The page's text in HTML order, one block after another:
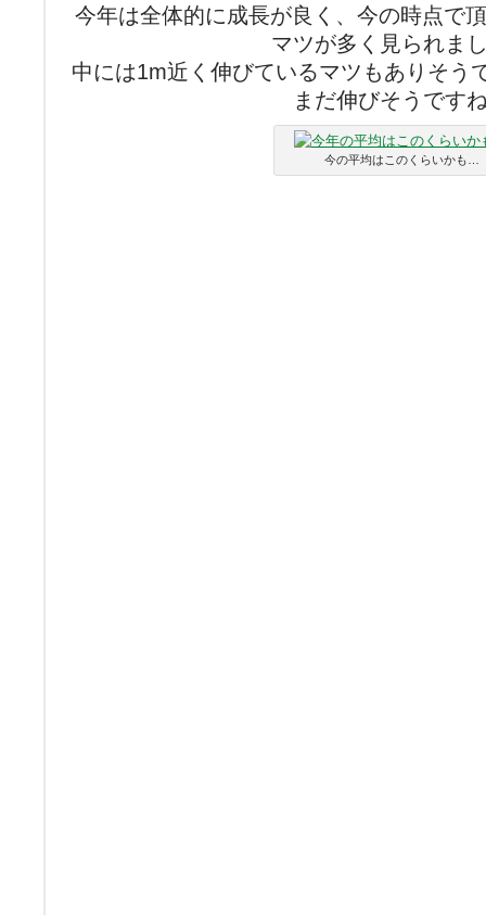
今年は全体的に成長が良く、今の時点で
マツが多く見られま
中には1m近く伸びているマツもありそう
まだ伸びそうです
今の平均はこのくらいかも…